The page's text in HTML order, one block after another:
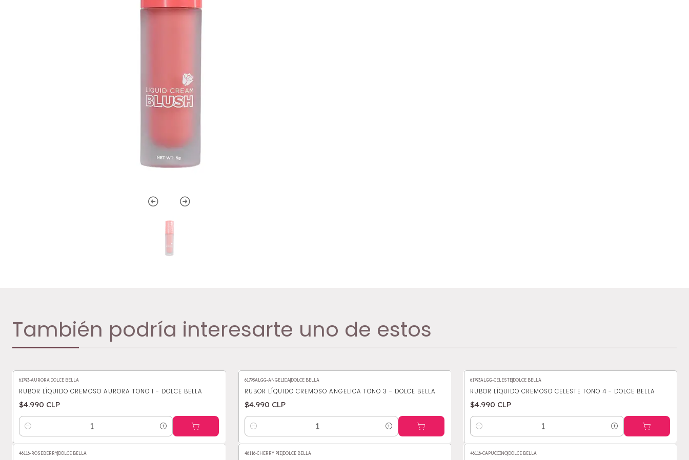
También podría interesarte uno de estos
61793-AURORA DOLCE BELLA
RUBOR LÍQUIDO CREMOSO AURORA TONO 1 - DOLCE BELLA
$4.990 CLP
Cantidad
61793ALGG-ANGELICA| DOLCE BELLA
RUBOR LÍQUIDO CREMOSO ANGELICA TONO 3 - DOLCE BELLA
$4.990 CLP
Cantidad
61793ALGG-CELESTE| DOLCE BELLA
RUBOR LÍQUIDO CREMOSO CELESTE TONO 4 - DOLCE BELLA
$4.990 CLP
Cantidad
46116-ROSEBERRY DOLCE BELLA 46116-CHERRY PIE| DOLCE BELLA 46116-CAPUCCINO| DOLCE BELLA